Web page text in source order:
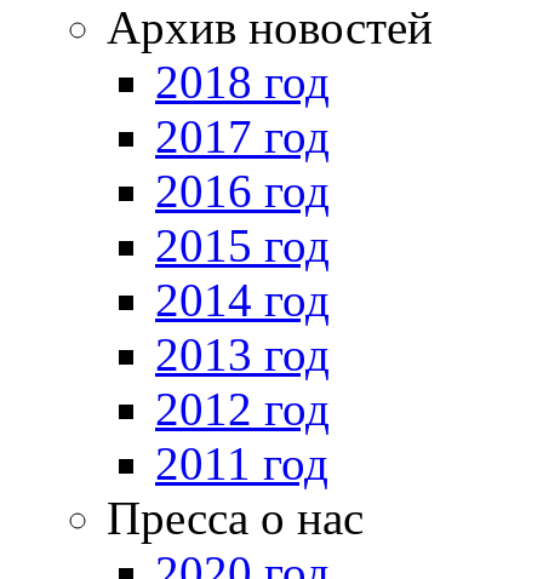
Архив новостей
2018 год
2017 год
2016 год
2015 год
2014 год
2013 год
2012 год
2011 год
Пресса о нас